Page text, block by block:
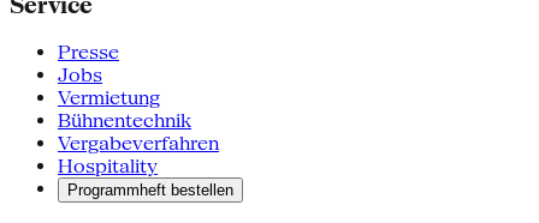
Presse
Jobs
Vermietung
Bühnentechnik
Vergabeverfahren
Hospitality
Programmheft bestellen